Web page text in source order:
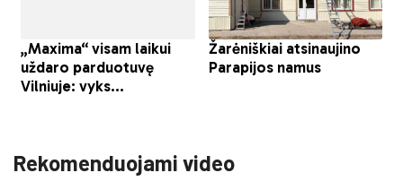
Rekomenduojami video